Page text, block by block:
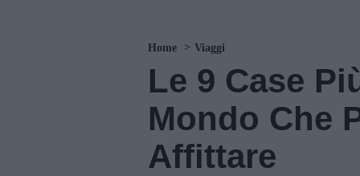
Home Viaggi
Le 9 Case
Mondo Che
Affittare